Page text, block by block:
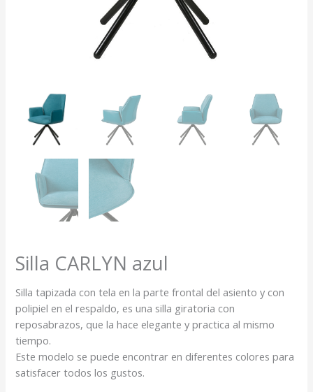
Silla CARLYN azul
Silla tapizada con tela en la parte frontal del asiento y con
polipiel en el respaldo, es una silla giratoria con
reposabrazos, que la hace elegante y practica al mismo
tiempo.
Este modelo se puede encontrar en diferentes colores para
satisfacer todos los gustos.